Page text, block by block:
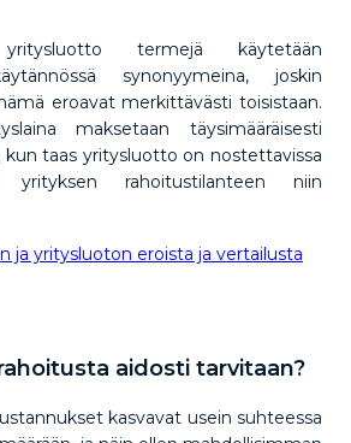
termejä käytetään
synonyymeina, joskin
eroavat merkittävästi toisistaan.
maksetaan täysimääräisesti
taas yritysluotto on nostettavissa
yrityksen rahoitustilanteen niin
ja yritysluoton eroista ja vertailusta
aidosti tarvitaan?
kasvavat usein suhteessa